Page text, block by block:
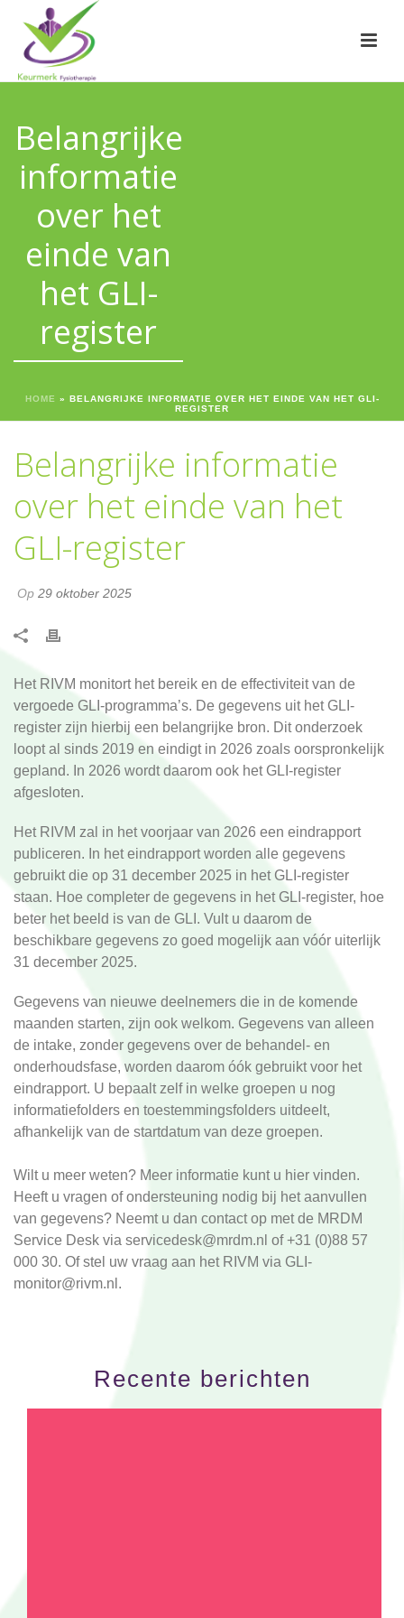
Belangrijke
informatie
over het
einde van
het GLI-
register
HOME » BELANGRIJKE INFORMATIE OVER HET EINDE VAN HET GLI-
REGISTER
Belangrijke informatie
over het einde van het
GLI-register
Op 29 oktober 2025
Het RIVM monitort het bereik en de effectiviteit van de
vergoede GLI-programma’s. De gegevens uit het GLI-
register zijn hierbij een belangrijke bron. Dit onderzoek
loopt al sinds 2019 en eindigt in 2026 zoals oorspronkelijk
gepland. In 2026 wordt daarom ook het GLI-register
afgesloten.
Het RIVM zal in het voorjaar van 2026 een eindrapport
publiceren. In het eindrapport worden alle gegevens
gebruikt die op 31 december 2025 in het GLI-register
staan. Hoe completer de gegevens in het GLI-register, hoe
beter het beeld is van de GLI. Vult u daarom de
beschikbare gegevens zo goed mogelijk aan vóór uiterlijk
31 december 2025.
Gegevens van nieuwe deelnemers die in de komende
maanden starten, zijn ook welkom. Gegevens van alleen
de intake, zonder gegevens over de behandel- en
onderhoudsfase, worden daarom óók gebruikt voor het
eindrapport. U bepaalt zelf in welke groepen u nog
informatiefolders en toestemmingsfolders uitdeelt,
afhankelijk van de startdatum van deze groepen.
Wilt u meer weten? Meer informatie kunt u hier vinden.
Heeft u vragen of ondersteuning nodig bij het aanvullen
van gegevens? Neemt u dan contact op met de MRDM
Service Desk via servicedesk@mrdm.nl of +31 (0)88 57
000 30. Of stel uw vraag aan het RIVM via GLI-
monitor@rivm.nl .
Recente berichten